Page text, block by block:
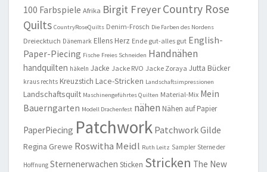
100 Farbspiele Afrika Birgit FreyerCountry Rose
Quilts CountryRoseQuilts Denim-Frosch Die Farben des Nordens
Dreiecktuch Dänemark Ellens Herz Ende gut-alles gut English-
Paper-Piecing Fische Freies Schneiden Handnähen
handquilten häkeln Jacke Jacke RVO Jacke Zoraya Jutta Bücker
kraus rechts Kreuzstich Lace-Stricken Landschaftsimpressionen
Landschaftsquilt Maschinengeführtes Quilten Material-Mix Mein
Bauerngarten Modell Drachenfest nähen Nähen auf Papier
PaperPiecing Patchwork Patchwork Gilde
Regina Grewe Roswitha Meidl Ruth Leitz Sampler Sterne der
Hoffnung Sternenerwachen Sticken Stricken The New